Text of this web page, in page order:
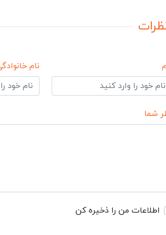
نام
شما
اطلاعات من را ذخیره کن